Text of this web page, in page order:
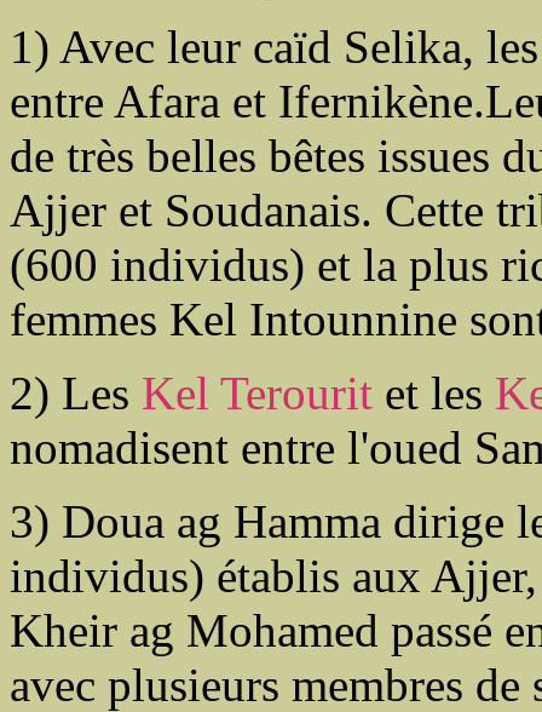
1) Avec leur caïd Selika,
entre Afara et
de très belles bêtes issues
Ajjer et Soudanais. Cette
(600 individus) et la plus
femmes Kel Intounnine
2) Les Kel Terourit et les
nomadisent entre l'oued
3) Doua ag Hamma dirige
individus) établis aux
Kheir ag Mohamed passé
avec plusieurs membres de